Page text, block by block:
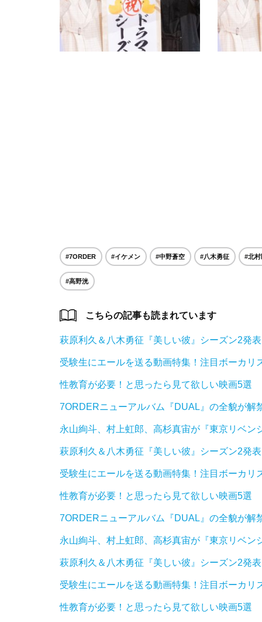
#7ORDER #イケメン #中野蒼空 #八木勇征 #北村
#高野洸
こちらの記事も読まれています
萩原利久＆八木勇征『美しい彼』シーズン2発
受験生にエールを送る動画特集！注目ボーカ
性教育が必要！と思ったら見て欲しい映画5選
7ORDERニューアルバム『DUAL』の全貌が解
永山絢斗、村上虹郎、高杉真宙が『東京リベン
萩原利久＆八木勇征『美しい彼』シーズン2発
受験生にエールを送る動画特集！注目ボーカ
性教育が必要！と思ったら見て欲しい映画5選
7ORDERニューアルバム『DUAL』の全貌が解
永山絢斗、村上虹郎、高杉真宙が『東京リベン
萩原利久＆八木勇征『美しい彼』シーズン2発
受験生にエールを送る動画特集！注目ボーカ
性教育が必要！と思ったら見て欲しい映画5選